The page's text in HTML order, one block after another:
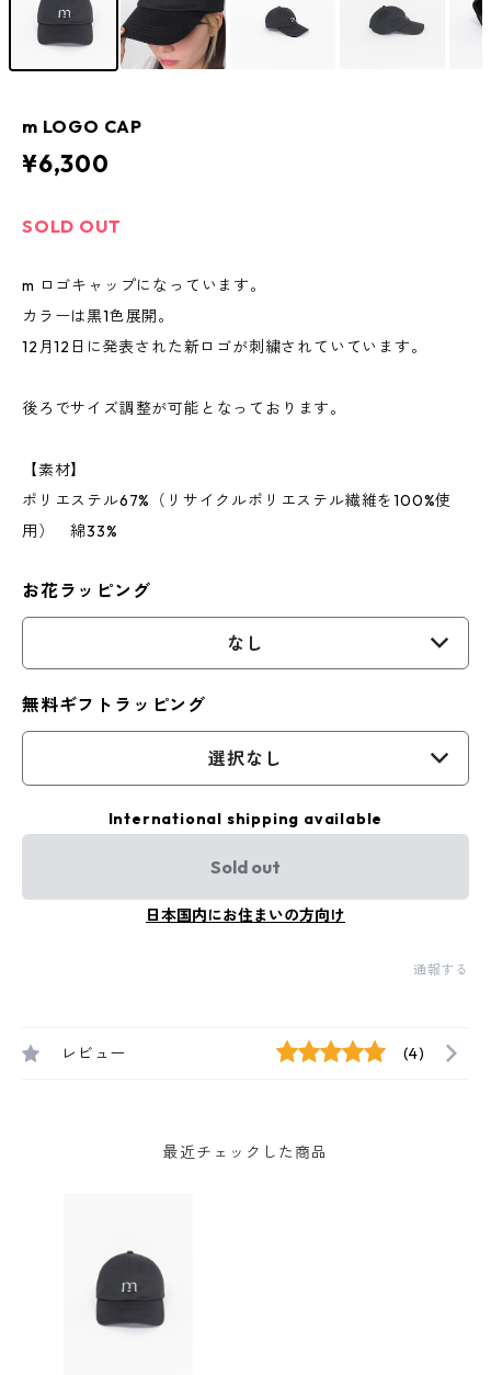
m LOGO CAP
¥6,300
SOLD OUT
m ロゴキャップになっています。
カラーは黒1色展開。
12月12日に発表された新ロゴが刺繍されていています。
後ろでサイズ調整が可能となっております。
【素材】
ポリエステル67%（リサイクルポリエステル繊維を100%使
用） 綿33%
お花ラッピング
なし
無料ギフトラッピング
選択なし
International shipping available
Sold out
日本国内にお住まいの方向け
通報する
レビュー (4)
最近チェックした商品